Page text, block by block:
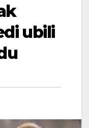
ubili